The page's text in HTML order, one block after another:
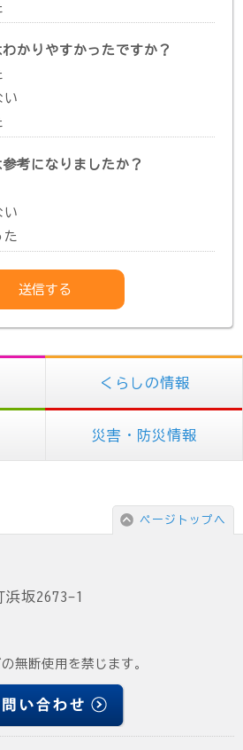
かりやすかったですか？
い
考になりましたか？
い
た
くらしの情報
災害・防災情報
ページトップへ
浜坂2673-1
無断使用を禁じます。